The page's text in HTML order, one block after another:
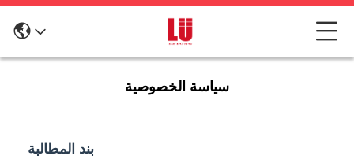
سياسة الخصوصية
بند المطالبة